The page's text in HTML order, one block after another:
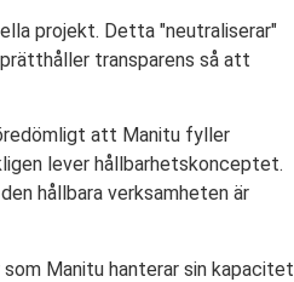
projekt. Detta "neutraliserar"
transparens så att
att Manitu fyller
lever hållbarhetskonceptet.
hållbara verksamheten är
Manitu hanterar sin kapacitet